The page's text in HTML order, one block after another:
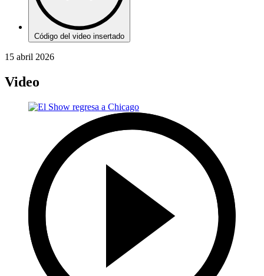
Código del video insertado
15 abril 2026
Video